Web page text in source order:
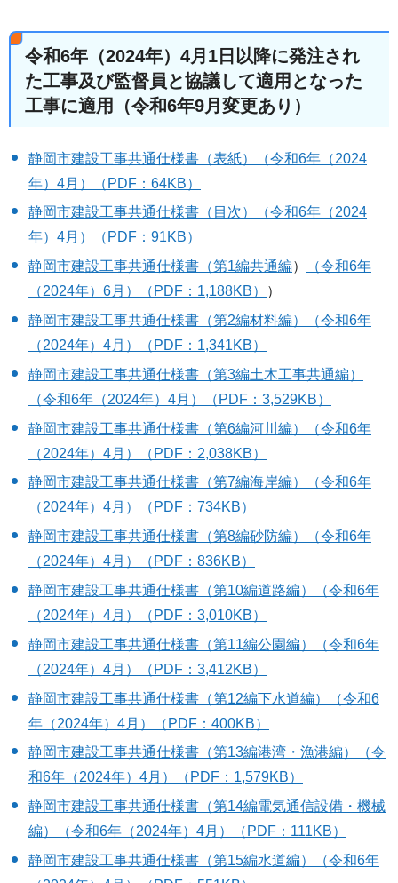
令和6年（2024年）4月1日以降に発注され
た工事及び監督員と協議して適用となった
工事に適用（令和6年9月変更あり）
静岡市建設工事共通仕様書（表紙）（令和6年（2024
年）4月）（PDF：64KB）
静岡市建設工事共通仕様書（目次）
（令和6年 （2024
年） 4月）
（PDF：91KB）
静岡市建設工事共通仕様書（第1編共通編）
（令和6年
（2024年） 6月） （PDF：1,188KB）
）
静岡市建設工事共通仕様書（第2編材料編）
（令和6年
（2024年） 4月）
（PDF：1,341KB）
静岡市建設工事共通仕様書（第3編土木工事共通編）
（令和6年 （2024年） 4月）
（PDF：3,529KB）
静岡市建設工事共通仕様書（第6編河川編）
（令和6年
（2024年） 4月）
（PDF：2,038KB）
静岡市建設工事共通仕様書（第7編海岸編）
（令和6年
（2024年） 4月）
（PDF：734KB）
静岡市建設工事共通仕様書（第8編砂防編）
（令和6年
（2024年） 4月）
（PDF：836KB）
静岡市建設工事共通仕様書（第10編道路編）
（令和6年
（2024年） 4月）
（PDF：3,010KB）
静岡市建設工事共通仕様書（第11編公園編）
（令和6年
（2024年） 4月）
（PDF：3,412KB）
静岡市建設工事共通仕様書（第12編下水道編）
（令和6
年 （2024年） 4月）
（PDF：400KB）
静岡市建設工事共通仕様書（第13編港湾・漁港編）
（令
和6年 （2024年） 4月）
（PDF：1,579KB）
静岡市建設工事共通仕様書（第14編電気通信設備・機械
編）
（令和6年 （2024年） 4月）
（PDF：111KB）
静岡市建設工事共通仕様書（第15編水道編）
（令和6年